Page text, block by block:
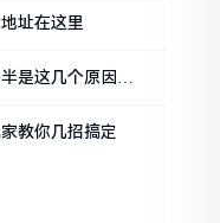
址在这里
是这几个原因闹
教你几招搞定